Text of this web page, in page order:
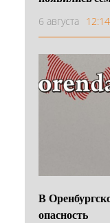
6 августа 12:14
В
опасность